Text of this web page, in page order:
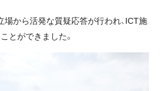
場から活発な質疑応答が行われ、ICT施
とができました。